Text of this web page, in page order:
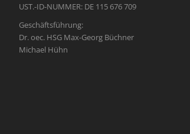
UST.-ID-NUMMER: DE 115 676 709
Geschäftsführung:
Dr. oec. HSG Max-Georg Büchner
Michael Hühn